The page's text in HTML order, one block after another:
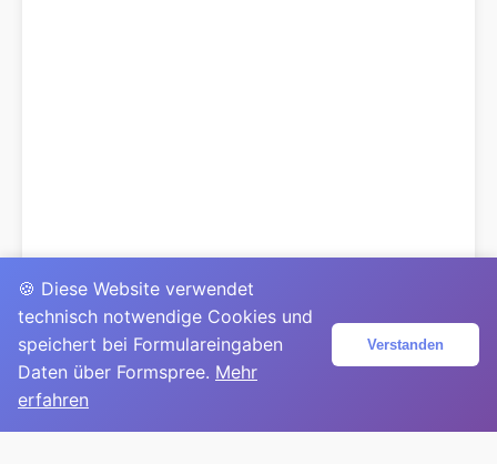
🍪 Diese Website verwendet
technisch notwendige Cookies und
speichert bei Formulareingaben
Daten über Formspree. Mehr
erfahren
Verstanden